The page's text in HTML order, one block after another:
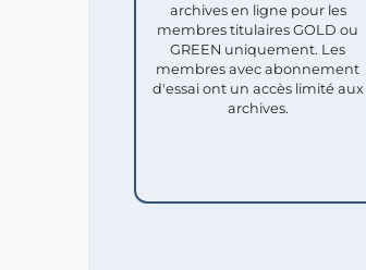
archives en ligne pour les
membres titulaires GOLD ou
GREEN uniquement. Les
membres avec abonnement
d'essai ont un accès limité aux
archives.